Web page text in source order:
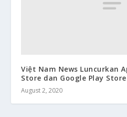
Việt Nam News Luncurkan
Store dan Google Play Store
August 2, 2020